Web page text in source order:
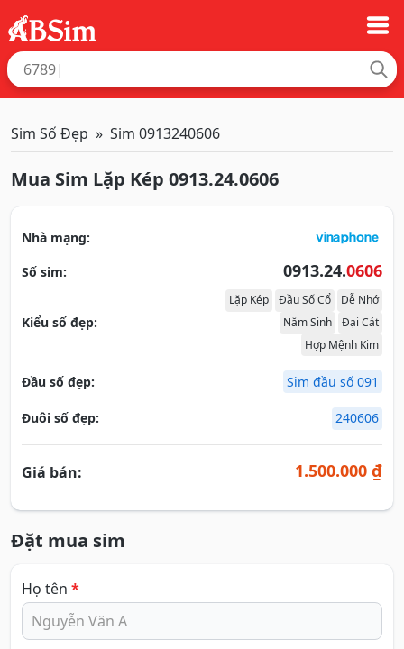
Sim Số Đẹp Sim 0913240606
Mua Sim Lặp Kép 0913.24.0606
Nhà mạng:
Số sim:
0913.24.0606
Kiểu số đẹp:
Lặp Kép Đầu Số Cổ
Dễ Nhớ
Năm Sinh
Đại Cát
Hợp Mệnh Kim
Đầu số đẹp: Sim đầu số 091
Đuôi số đẹp: 240606
Giá bán: 1.500.000 ₫
Đặt mua sim
Họ tên *